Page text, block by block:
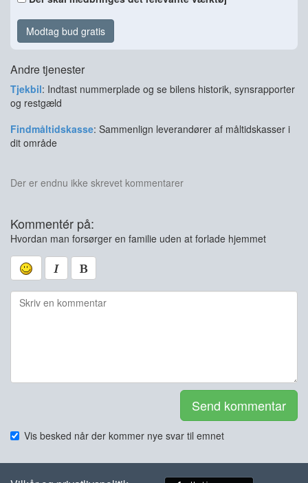
Modtag bud gratis
Andre tjenester
Tjekbil: Indtast nummerplade og se bilens historik, synsrapporter
og restgæld
Findmåltidskasse: Sammenlign leverandører af måltidskasser i
dit område
Der er endnu ikke skrevet kommentarer
Kommentér på:
Hvordan man forsørger en familie uden at forlade hjemmet
Send kommentar
Vis besked når der kommer nye svar til emnet